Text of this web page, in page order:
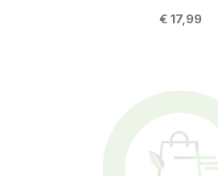
€ 17,99